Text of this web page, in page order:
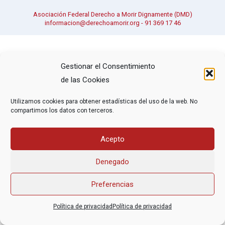
Gestionar el Consentimiento
de las Cookies
Utilizamos cookies para obtener estadísticas del uso de la web. No
compartimos los datos con terceros.
Acepto
Denegado
Preferencias
Política de privacidad Política de privacidad
Asociación Federal Derecho a Morir Dignamente (DMD)
informacion@derechoamorir.org - 91 369 17 46